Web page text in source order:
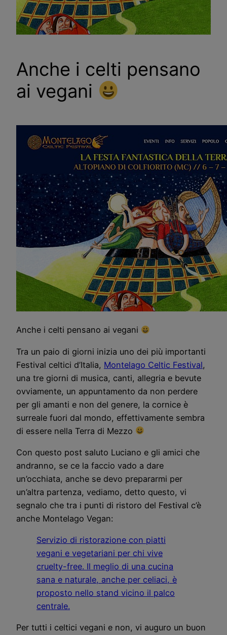
Anche i celti pensano
ai vegani
Anche i celti pensano ai vegani
Tra un paio di giorni inizia uno dei più importanti
Festival celtici d’Italia, Montelago Celtic Festival,
una tre giorni di musica, canti, allegria e bevute
ovviamente, un appuntamento da non perdere
per gli amanti e non del genere, la cornice è
surreale fuori dal mondo, effettivamente sembra
di essere nella Terra di Mezzo
Con questo post saluto Luciano e gli amici che
andranno, se ce la faccio vado a dare
un’occhiata, anche se devo prepararmi per
un’altra partenza, vediamo, detto questo, vi
segnalo che tra i punti di ristoro del Festival c’è
anche Montelago Vegan:
Servizio di ristorazione con piatti
vegani e vegetariani per chi vive
cruelty-free. Il meglio di una cucina
sana e naturale, anche per celiaci, è
proposto nello stand vicino il palco
centrale.
Per tutti i celtici vegani e non, vi auguro un buon